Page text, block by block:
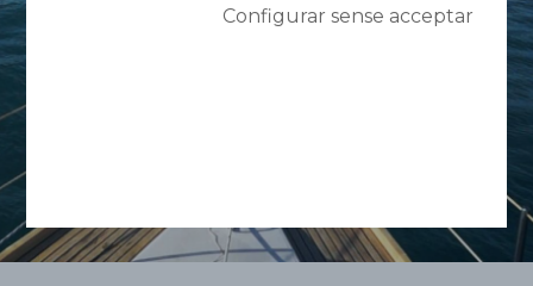
Configurar sense acceptar